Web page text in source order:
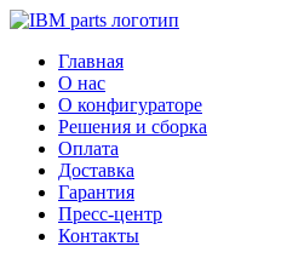
Главная
О нас
О конфигураторе
Решения и сборка
Оплата
Доставка
Гарантия
Пресс-центр
Контакты